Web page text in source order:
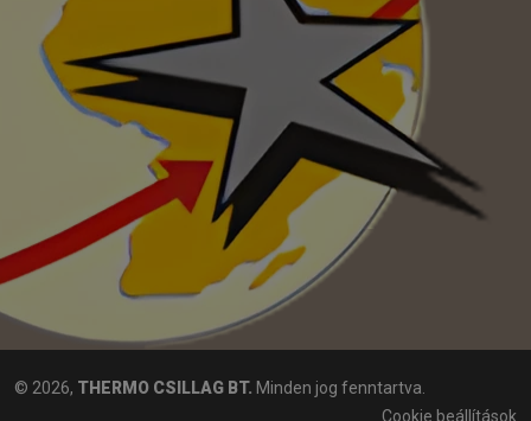
© 2026, THERMO CSILLAG BT. Minden jog fenntartva.
Cookie beállítások